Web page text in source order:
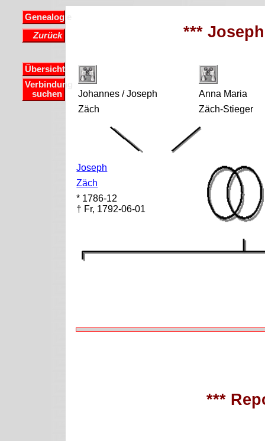
Genealogie
Zurück
Übersicht
Verbindung
suchen
***
Johannes / Joseph
Zäch
Anna Maria
Zäch-Stieger
Joseph
Zäch
* 1786-12
† Fr, 1792-06-01
***